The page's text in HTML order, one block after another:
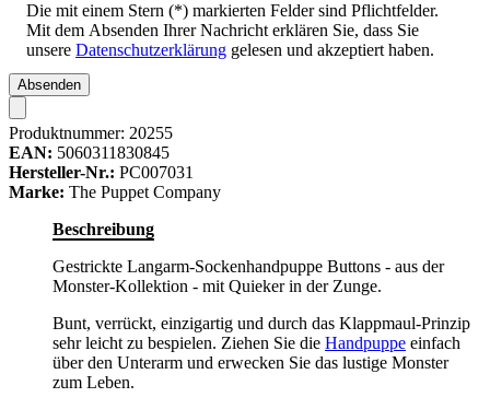
Die mit einem Stern (*) markierten Felder sind Pflichtfelder.
Mit dem Absenden Ihrer Nachricht erklären Sie, dass Sie
unsere Datenschutzerklärung gelesen und akzeptiert haben.
Absenden
Produktnummer: 20255
EAN: 5060311830845
Hersteller-Nr.: PC007031
Marke: The Puppet Company
Beschreibung
Gestrickte Langarm-Sockenhandpuppe Buttons - aus der
Monster-Kollektion - mit Quieker in der Zunge.
Bunt, verrückt, einzigartig und durch das Klappmaul-Prinzip
sehr leicht zu bespielen. Ziehen Sie die Handpuppe einfach
über den Unterarm und erwecken Sie das lustige Monster
zum Leben.